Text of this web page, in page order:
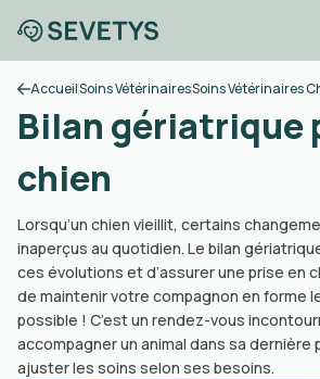
AccueilSoins VétérinairesSoins Vétérinaires
Bilan gériatrique
chien
Lorsqu’un chien vieillit, certains
inaperçus au quotidien. Le bilan
ces évolutions et d’assurer une prise en
de maintenir votre compagnon en forme
possible ! C’est un rendez-vous
accompagner un animal dans sa dernière
ajuster les soins selon ses besoins.